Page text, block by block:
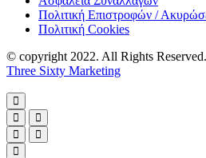
Πολιτική Επιστροφών /
Πολιτική Cookies
© copyright 2022. All Rights
Three Sixty Marketing